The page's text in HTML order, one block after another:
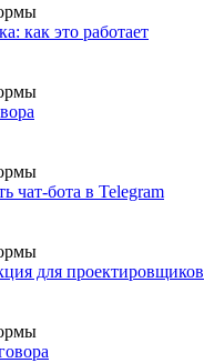
как это работает
чат-бота в Telegram
для проектировщиков